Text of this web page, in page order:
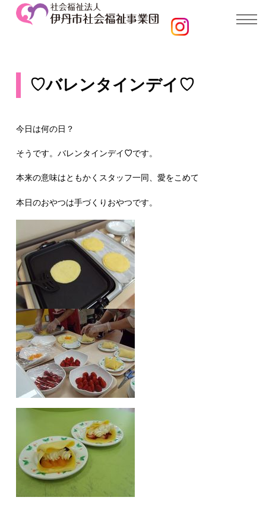
♡バレンタインデイ♡
今日は何の日？
そうです。バレンタインデイ♡です。
本来の意味はともかくスタッフ一同、愛をこめて
本日のおやつは手づくりおやつです。